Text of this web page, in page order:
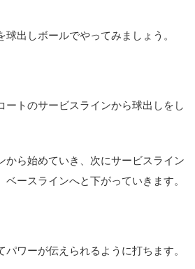
出しボールでやってみましょう。
ートのサービスラインから球出しをし
から始めていき、次にサービスライン
ベースラインへと下がっていきます。
ワーが伝えられるように打ちます。